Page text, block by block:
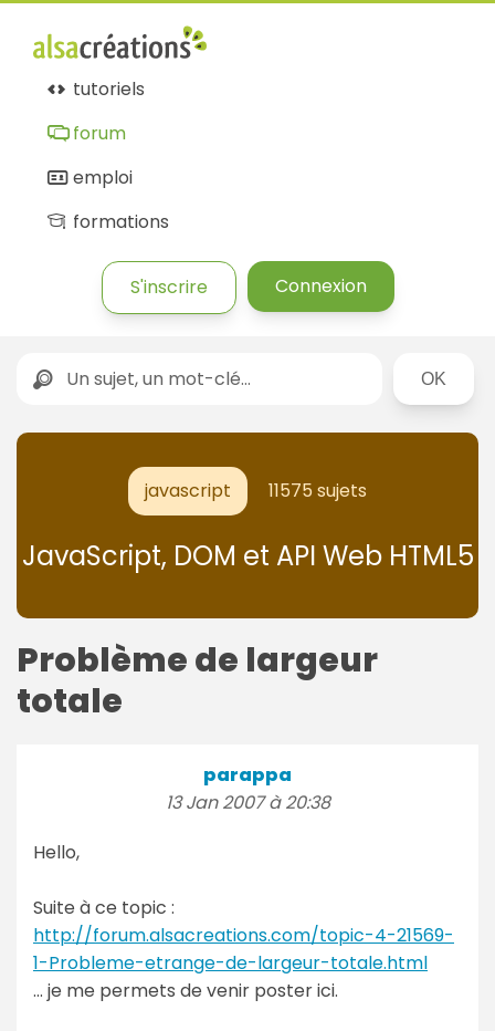
tutoriels
forum
emploi
formations
S'inscrire Connexion
Rechercher
javascript 11575 sujets
JavaScript, DOM et API Web HTML5
Problème de largeur
totale
parappa
13 Jan 2007 à 20:38
Hello,
Suite à ce topic :
http://forum.alsacreations.com/topic-4-21569-
1-Probleme-etrange-de-largeur-totale.html
... je me permets de venir poster ici.